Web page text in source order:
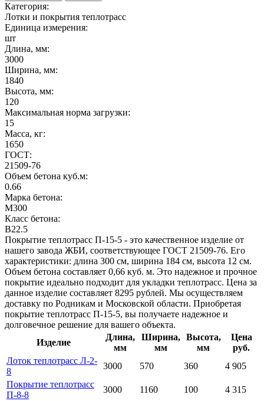
Категория:
Лотки и покрытия теплотрасс
Единица измерения:
шт
Длина, мм:
3000
Ширина, мм:
1840
Высота, мм:
120
Максимальная норма загрузки:
15
Масса, кг:
1650
ГОСТ:
21509-76
Объем бетона куб.м:
0.66
Марка бетона:
M300
Класс бетона:
B22.5
Покрытие теплотрасс П-15-5 - это качественное изделие от
нашего завода ЖБИ, соответствующее ГОСТ 21509-76. Его
характеристики: длина 300 см, ширина 184 см, высота 12 см.
Объем бетона составляет 0,66 куб. м. Это надежное и прочное
покрытие идеально подходит для укладки теплотрасс. Цена за
данное изделие составляет 8295 рублей. Мы осуществляем
доставку по Родникам и Московской области. Приобретая
покрытие теплотрасс П-15-5, вы получаете надежное и
долговечное решение для вашего объекта.
Изделие
Длина,
мм
Ширина,
мм
Высота,
мм
Цена
руб.
Лоток теплотрасс Л-2-
8
3000 570 360
4 905
Покрытие теплотрасс
П-8-8
3000 1160 100
4 315